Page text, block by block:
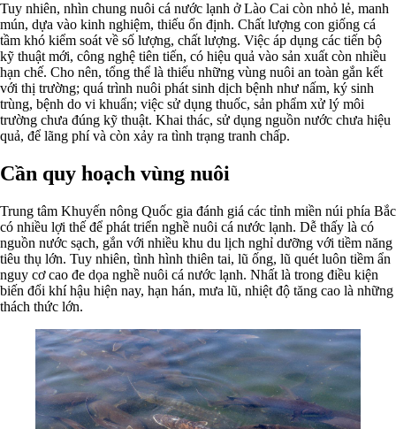
Tuy nhiên, nhìn chung nuôi cá nước lạnh ở Lào Cai còn nhỏ lẻ, manh
mún, dựa vào kinh nghiệm, thiếu ổn định. Chất lượng con giống cá
tầm khó kiểm soát về số lượng, chất lượng. Việc áp dụng các tiến bộ
kỹ thuật mới, công nghệ tiên tiến, có hiệu quả vào sản xuất còn nhiều
hạn chế. Cho nên, tổng thể là thiếu những vùng nuôi an toàn gắn kết
với thị trường; quá trình nuôi phát sinh dịch bệnh như nấm, ký sinh
trùng, bệnh do vi khuẩn; việc sử dụng thuốc, sản phẩm xử lý môi
trường chưa đúng kỹ thuật. Khai thác, sử dụng nguồn nước chưa hiệu
quả, để lãng phí và còn xảy ra tình trạng tranh chấp.
Cần quy hoạch vùng nuôi
Trung tâm Khuyến nông Quốc gia đánh giá các tỉnh miền núi phía Bắc
có nhiều lợi thế để phát triển nghề nuôi cá nước lạnh. Dễ thấy là có
nguồn nước sạch, gắn với nhiều khu du lịch nghỉ dưỡng với tiềm năng
tiêu thụ lớn. Tuy nhiên, tình hình thiên tai, lũ ống, lũ quét luôn tiềm ẩn
nguy cơ cao đe dọa nghề nuôi cá nước lạnh. Nhất là trong điều kiện
biến đổi khí hậu hiện nay, hạn hán, mưa lũ, nhiệt độ tăng cao là những
thách thức lớn.